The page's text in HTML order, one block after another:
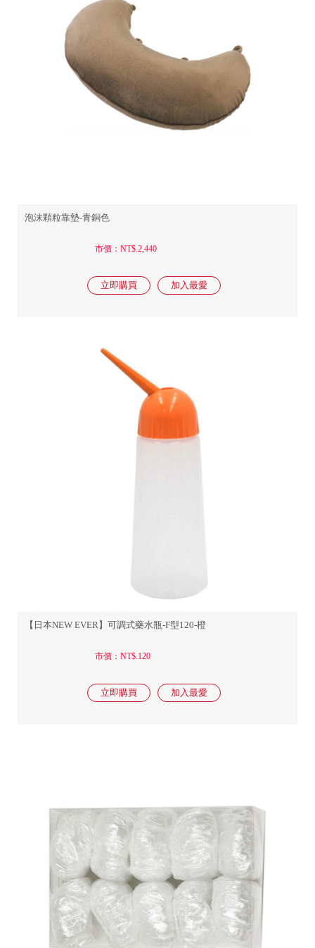
泡沫顆粒靠墊-青銅色
市價：NT$.2,440
【日本NEW EVER】可調式藥水瓶-F型120-橙
市價：NT$.120